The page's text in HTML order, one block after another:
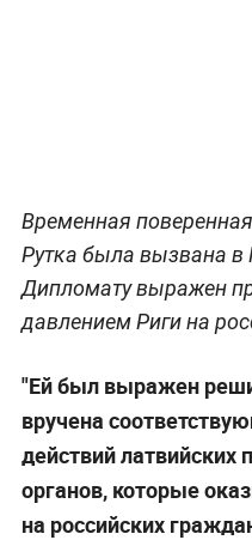
Временная
Рутка была вызвана
Дипломату выражен
давлением Риги на
"Ей был выражен
вручена
действий латвийских
органов, которые
на российских